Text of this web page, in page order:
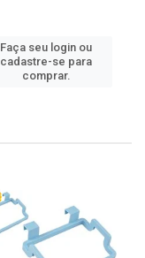
Faça seu login ou
cadastre-se para
comprar.